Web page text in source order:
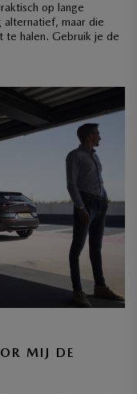
op lange
alternatief, maar die
te halen. Gebruik je de
MIJ DE